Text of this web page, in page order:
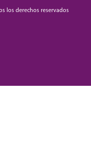
los derechos reservados